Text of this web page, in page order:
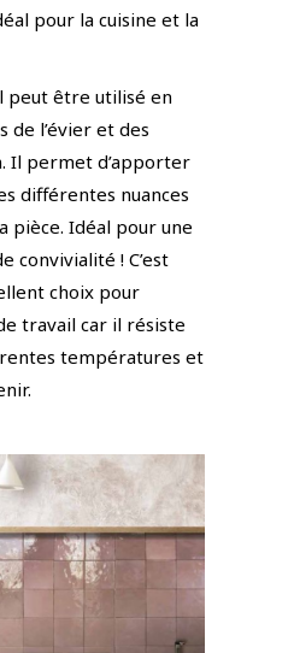
pour la cuisine et la
peut être utilisé en
de l’évier et des
Il permet d’apporter
différentes nuances
pièce. Idéal pour une
convivialité ! C’est
choix pour
travail car il résiste
températures et